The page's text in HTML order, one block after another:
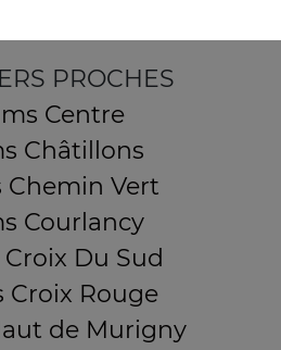
PROCHES
Centre
Châtillons
Chemin Vert
Courlancy
Du Sud
Croix Rouge
de Murigny